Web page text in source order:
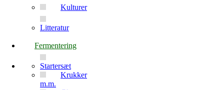
Kulturer
Litteratur
Fermentering
Startersæt
Krukker
m.m.